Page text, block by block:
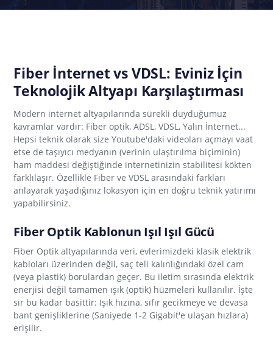
Fiber İnternet vs VDSL: Eviniz İçin
Teknolojik Altyapı Karşılaştırması
Modern internet altyapılarında sürekli duyduğumuz
kavramlar vardır: Fiber optik, ADSL, VDSL, Yalın İnternet...
Hepsi teknik olarak size Youtube'daki videoları açmayı vaat
etse de taşıyıcı medyanın (verinin ulaştırılma biçiminin)
ham maddesi değiştiğinde internetinizin stabilitesi kökten
farklılaşır. Özellikle Fiber ve VDSL arasındaki farkları
anlayarak yaşadığınız lokasyon için en doğru teknik yatırımı
yapabilirsiniz.
Fiber Optik Kablonun Işıl Işıl Gücü
Fiber Optik altyapılarında veri, evlerimizdeki klasik elektrik
kabloları üzerinden değil, saç teli kalınlığındaki özel cam
(veya plastik) borulardan geçer. Bu iletim sırasında elektrik
enerjisi değil tamamen ışık (optik) hüzmeleri kullanılır. İşte
sır bu kadar basittir: Işık hızına, sıfır gecikmeye ve devasa
bant genişliklerine (Saniyede 1-2 Gigabit'e ulaşan hızlara)
erişilir.